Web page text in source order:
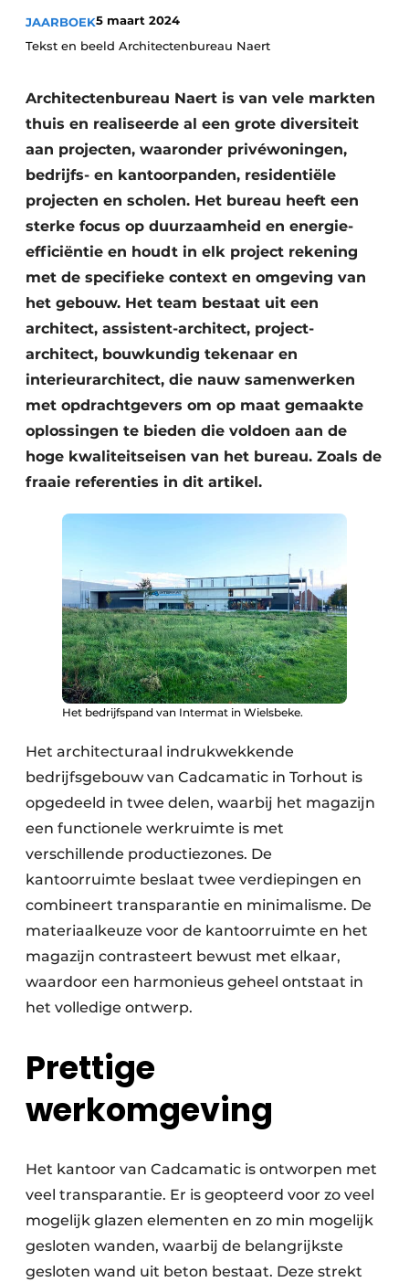
Vacature aanmelden
Vacatures
Aanmelden
Bedrijven
Bedrijven
Contact
Akoestiek
Brandveiligheid
BIM
Evenementen
Dak & Gevel
Houtbouw
HVAC
Interieurarchitectuur
Keukens
Renovatie
Veiligheid & Opleiding
Zonwering
JAARBOEK5 maart 2024
Tekst en beeld Architectenbureau Naert
Architectenbureau Naert is van vele markten
thuis en realiseerde al een grote diversiteit
aan projecten, waaronder privéwoningen,
bedrijfs- en kantoorpanden, residentiële
projecten en scholen. Het bureau heeft een
sterke focus op duurzaamheid en energie-
efficiëntie en houdt in elk project rekening
met de specifieke context en omgeving van
het gebouw. Het team bestaat uit een
architect, assistent-architect, project-
architect, bouwkundig tekenaar en
interieurarchitect, die nauw samenwerken
met opdrachtgevers om op maat gemaakte
oplossingen te bieden die voldoen aan de
hoge kwaliteitseisen van het bureau. Zoals de
fraaie referenties in dit artikel.
Het bedrijfspand van Intermat in Wielsbeke.
Het architecturaal indrukwekkende
bedrijfsgebouw van Cadcamatic in Torhout is
opgedeeld in twee delen, waarbij het magazijn
een functionele werkruimte is met
verschillende productiezones. De
kantoorruimte beslaat twee verdiepingen en
combineert transparantie en minimalisme. De
materiaalkeuze voor de kantoorruimte en het
magazijn contrasteert bewust met elkaar,
waardoor een harmonieus geheel ontstaat in
het volledige ontwerp.
Prettige
werkomgeving
Het kantoor van Cadcamatic is ontworpen met
veel transparantie. Er is geopteerd voor zo veel
mogelijk glazen elementen en zo min mogelijk
gesloten wanden, waarbij de belangrijkste
gesloten wand uit beton bestaat. Deze strekt